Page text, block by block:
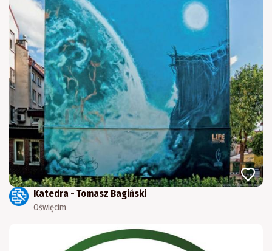
Katedra - Tomasz Bagiński
Oświęcim